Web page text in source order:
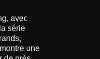
avec
série
une